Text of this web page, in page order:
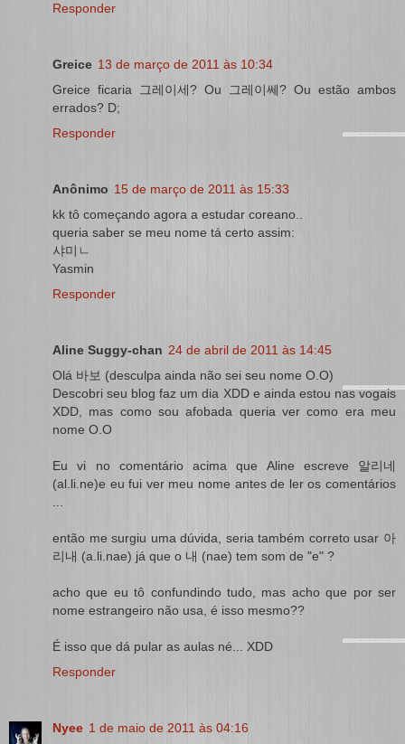
Responder
Greice 13 de março de 2011 às 10:34
Greice ficaria 그레이세? Ou 그레이쎄? Ou estão ambos
errados? D;
Responder
Anônimo 15 de março de 2011 às 15:33
kk tô começando agora a estudar coreano..
queria saber se meu nome tá certo assim:
샤미ㄴ
Yasmin
Responder
Aline Suggy-chan 24 de abril de 2011 às 14:45
Olá 바보 (desculpa ainda não sei seu nome O.O)
Descobri seu blog faz um dia XDD e ainda estou nas vogais
XDD, mas como sou afobada queria ver como era meu
nome O.O
Eu vi no comentário acima que Aline escreve 알리네
(al.li.ne)e eu fui ver meu nome antes de ler os comentários
...
então me surgiu uma dúvida, seria também correto usar 아
리내 (a.li.nae) já que o 내 (nae) tem som de "e" ?
acho que eu tô confundindo tudo, mas acho que por ser
nome estrangeiro não usa, é isso mesmo??
É isso que dá pular as aulas né... XDD
Responder
Nyee 1 de maio de 2011 às 04:16